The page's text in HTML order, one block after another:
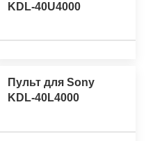
KDL-40U4000
Пульт для Sony
KDL-40L4000